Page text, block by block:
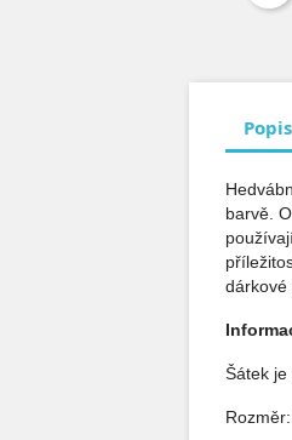
Popis
barvě.
dárkové
Šátek je